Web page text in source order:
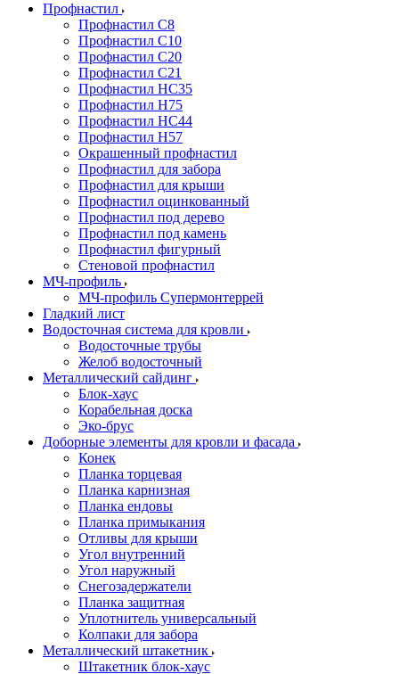
Профнастил
Профнастил С8
Профнастил С10
Профнастил С20
Профнастил С21
Профнастил НС35
Профнастил Н75
Профнастил HC44
Профнастил Н57
Окрашенный профнастил
Профнастил для забора
Профнастил для крыши
Профнастил оцинкованный
Профнастил под дерево
Профнастил под камень
Профнастил фигурный
Стеновой профнастил
МЧ-профиль
МЧ-профиль Супермонтеррей
Гладкий лист
Водосточная система для кровли
Водосточные трубы
Желоб водосточный
Металлический сайдинг
Блок-хаус
Корабельная доска
Эко-брус
Доборные элементы для кровли и фасада
Конек
Планка торцевая
Планка карнизная
Планка ендовы
Планка примыкания
Отливы для крыши
Угол внутренний
Угол наружный
Снегозадержатели
Планка защитная
Уплотнитель универсальный
Колпаки для забора
Металлический штакетник
Штакетник блок-хаус